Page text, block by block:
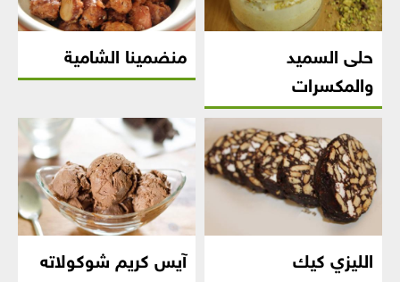
حلى السميد
والمكسرات
منضمينا الشامية
الليزي كيك
آيس كريم شوكولاته